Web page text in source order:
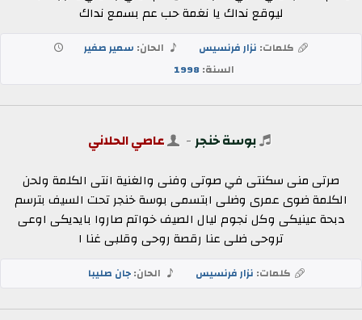
ليوقع نداك يا نغمة حب عم بسمع نداك
كلمات: نزار فرنسيس الحان: سمير صفير
السنة:1998
بوسة خنجر- عاصي الحلاني
صرتى منى سكنتى في صوتى وفنى والغنية انتى الكلمة ولحن
الكلمة ضوى عمرى وضلى ابتسمى بوسة خنجر تحت السيف بترسم
دبحة عينيكى وكل نجوم ليال الصيف خواتم صاروا بايديكى اوعى
تروحى ضلى عنا رقصة روحى وقلبى غنا ا
كلمات: نزار فرنسيس الحان:جان صليبا